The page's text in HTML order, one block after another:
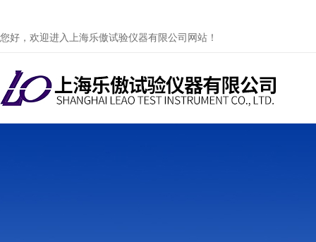
您好，欢迎进入上海乐傲试验仪器有限公司网站！